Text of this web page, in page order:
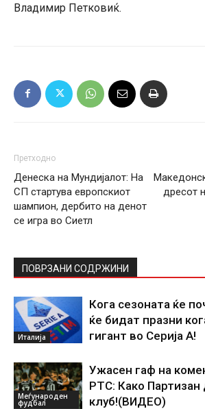
Владимир Петковиќ.
Претходно
Денеска на Мундијалот: На
СП стартува европскиот
шампион, дербито на денот
се игра во Сиетл
дресот
ПОВРЗАНИ СОДРЖИНИ
Италија
Кога сезоната ќе
ќе бидат празни
гигант во Серија А!
Меѓународен
фудбал
Ужасен гаф на
РТС: Како Партизан
клуб!(ВИДЕО)